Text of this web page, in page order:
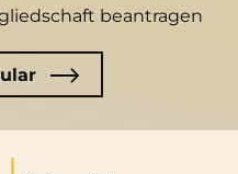
beantragen